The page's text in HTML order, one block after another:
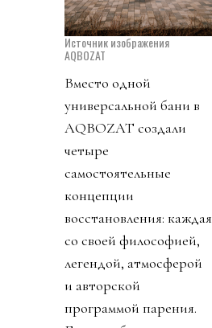
Источник изображения
AQBOZAT
Вместо одной
универсальной бани в
AQBOZAT создали
четыре
самостоятельные
концепции
восстановления: каждая
со своей философией,
легендой, атмосферой
и авторской
программой парения.